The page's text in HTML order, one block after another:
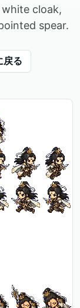
cloak,
spear.
戻る